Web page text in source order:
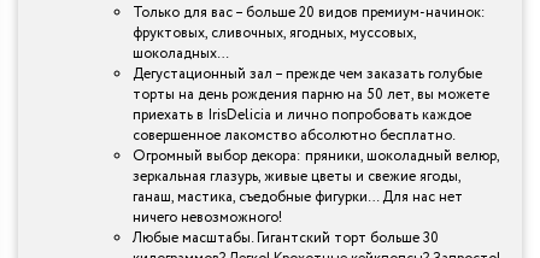
Только для вас – больше 20 видов премиум-начинок:
фруктовых, сливочных, ягодных, муссовых,
шоколадных…
Дегустационный зал – прежде чем заказать голубые
торты на день рождения парню на 50 лет, вы можете
приехать в IrisDelicia и лично попробовать каждое
совершенное лакомство абсолютно бесплатно.
Огромный выбор декора: пряники, шоколадный велюр,
зеркальная глазурь, живые цветы и свежие ягоды,
ганаш, мастика, съедобные фигурки… Для нас нет
ничего невозможного!
Любые масштабы. Гигантский торт больше 30